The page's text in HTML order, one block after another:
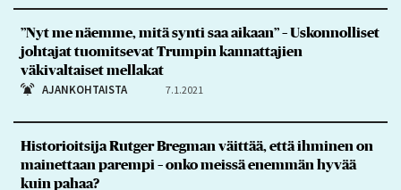
”Nyt me näemme, mitä synti saa aikaan” – Uskonnolliset
johtajat tuomitsevat Trumpin kannattajien
väkivaltaiset mellakat
AJANKOHTAISTA 7.1.2021
Historioitsija Rutger Bregman väittää, että ihminen on
mainettaan parempi – onko meissä enemmän hyvää
kuin pahaa?